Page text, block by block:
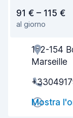
Facile da trovare
Gentilezza
91 € – 115 €
al giorno
152-154
Marseille
Mostra